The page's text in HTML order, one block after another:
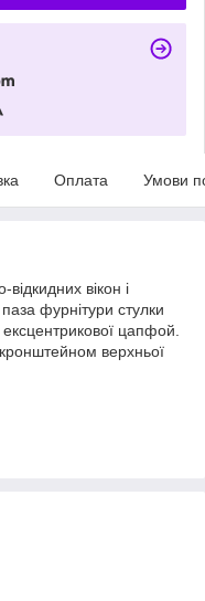
Оплата Умови
вікон і
фурнітури стулки
цапфой.
верхньої